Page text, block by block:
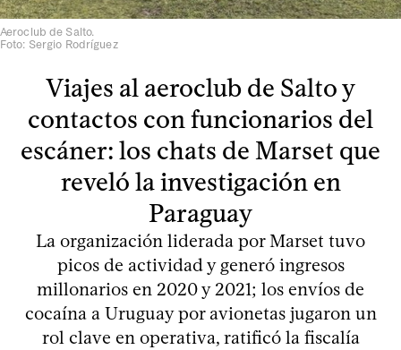
Aeroclub de Salto.
Foto: Sergio Rodríguez
Viajes al aeroclub de Salto y
contactos con funcionarios del
escáner: los chats de Marset que
reveló la investigación en
Paraguay
La organización liderada por Marset tuvo
picos de actividad y generó ingresos
millonarios en 2020 y 2021; los envíos de
cocaína a Uruguay por avionetas jugaron un
rol clave en operativa, ratificó la fiscalía